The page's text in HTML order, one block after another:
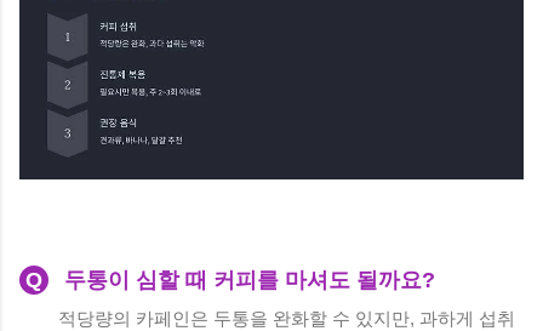
Q 두통이 심할 때 커피를 마셔도 될까요?
적당량의 카페인은 두통을 완화할 수 있지만, 과하게 섭취